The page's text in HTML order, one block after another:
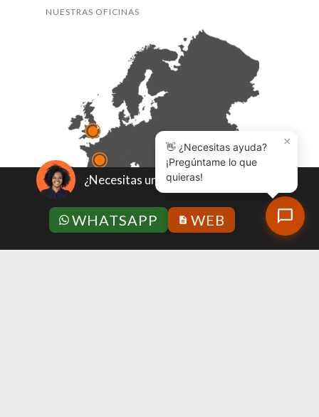
NUESTRAS OFICINAS
×
👋 ¿Necesitas ayuda?
¡Pregúntame lo que
quieras!
¿Necesitas un presupuesto?
WHATSAPP WEB